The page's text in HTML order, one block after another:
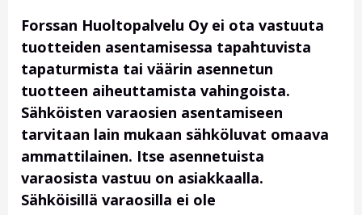
Forssan Huoltopalvelu Oy ei ota vastuuta
tuotteiden asentamisessa tapahtuvista
tapaturmista tai väärin asennetun
tuotteen aiheuttamista vahingoista.
Sähköisten varaosien asentamiseen
tarvitaan lain mukaan sähköluvat omaava
ammattilainen. Itse asennetuista
varaosista vastuu on asiakkaalla.
Sähköisillä varaosilla ei ole